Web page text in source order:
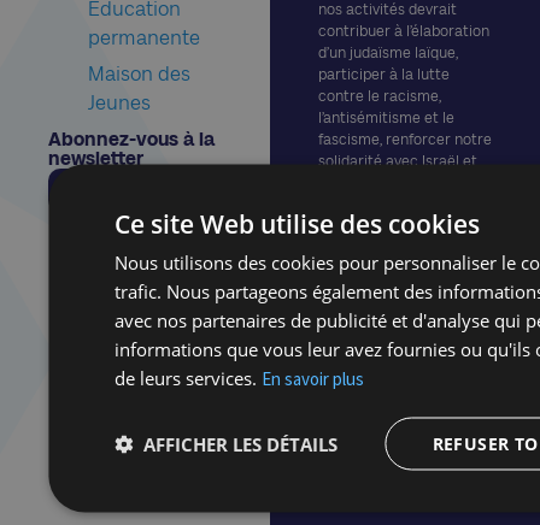
nos activités devrait
contribuer à l’élaboration
d’un judaïsme laïque,
participer à la lutte
contre le racisme,
l’antisémitisme et le
fascisme, renforcer notre
solidarité avec Israël et
dans le monde qui
assurer leur existence
physique, morale et
culturelle.
© 2025 – CCLJ Tous droits
Education
permanente
Maison des
Jeunes
Abonnez-vous à la
newsletter​
Vie Privée &
Ce site Web utilise des cookies
Nous utilisons des cookies pour personnaliser le
trafic. Nous partageons également des
avec nos partenaires de publicité et d'analyse qui
informations que vous leur avez fournies ou
de leurs services. En savoir plus
REFUSER
AFFICHER LES DÉTAILS